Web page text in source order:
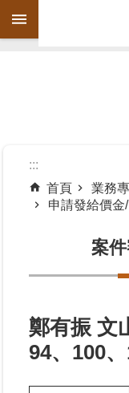
跳到主要內容區塊
機
告
資
訊
:::
首頁
業務
申請發給價金
案
鄭有振 文
94、100